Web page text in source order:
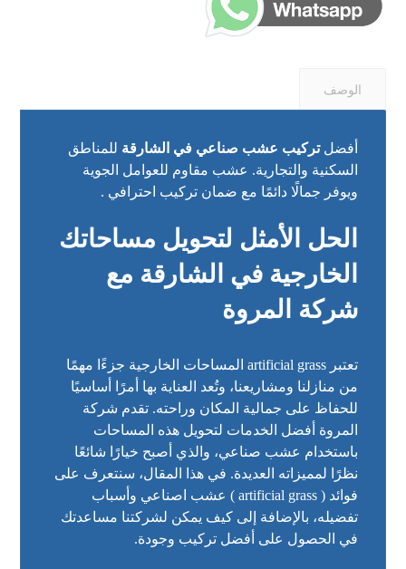
الوصف
أفضلتركيب عشب صناعي في الشارقة للمناطق
السكنية والتجارية. عشب مقاوم للعوامل الجوية
ويوفر جمالًا دائمًا مع ضمان تركيب احترافي .
شركة المروة
تعتبرartificial grass
فوائد (artificial grass
في الحصول على أفضل تركيب وجودة.